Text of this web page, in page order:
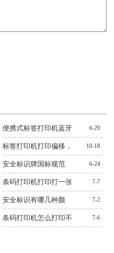
便携式标签打印机蓝牙
连不上解决方法
6-29
标签打印机打印偏移，
错位，跳纸解决方法
10-18
安全标识牌国标规范 6-24
条码打印机打印打一张
空一张解决方法
7-7
安全标识有哪几种颜
色？有什么作用？
7-2
条码打印机怎么打印不 7-6